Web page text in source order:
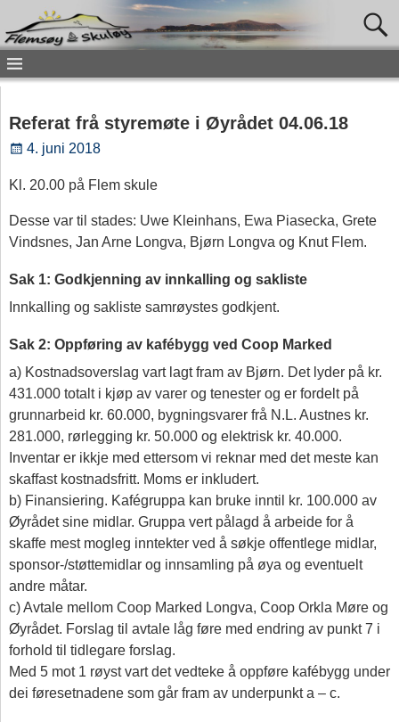
Referat frå styremøte i Øyrådet 04.06.18
4. juni 2018
Kl. 20.00 på Flem skule
Desse var til stades: Uwe Kleinhans, Ewa Piasecka, Grete
Vindsnes, Jan Arne Longva, Bjørn Longva og Knut Flem.
Sak 1: Godkjenning av innkalling og sakliste
Innkalling og sakliste samrøystes godkjent.
Sak 2: Oppføring av kafébygg ved Coop Marked
a) Kostnadsoverslag vart lagt fram av Bjørn. Det lyder på kr.
431.000 totalt i kjøp av varer og tenester og er fordelt på
grunnarbeid kr. 60.000, bygningsvarer frå N.L. Austnes kr.
281.000, rørlegging kr. 50.000 og elektrisk kr. 40.000.
Inventar er ikkje med ettersom vi reknar med det meste kan
skaffast kostnadsfritt. Moms er inkludert.
b) Finansiering. Kafégruppa kan bruke inntil kr. 100.000 av
Øyrådet sine midlar. Gruppa vert pålagd å arbeide for å
skaffe mest mogleg inntekter ved å søkje offentlege midlar,
sponsor-/støttemidlar og innsamling på øya og eventuelt
andre måtar.
c) Avtale mellom Coop Marked Longva, Coop Orkla Møre og
Øyrådet. Forslag til avtale låg føre med endring av punkt 7 i
forhold til tidlegare forslag.
Med 5 mot 1 røyst vart det vedteke å oppføre kafébygg under
dei føresetnadene som går fram av underpunkt a – c.